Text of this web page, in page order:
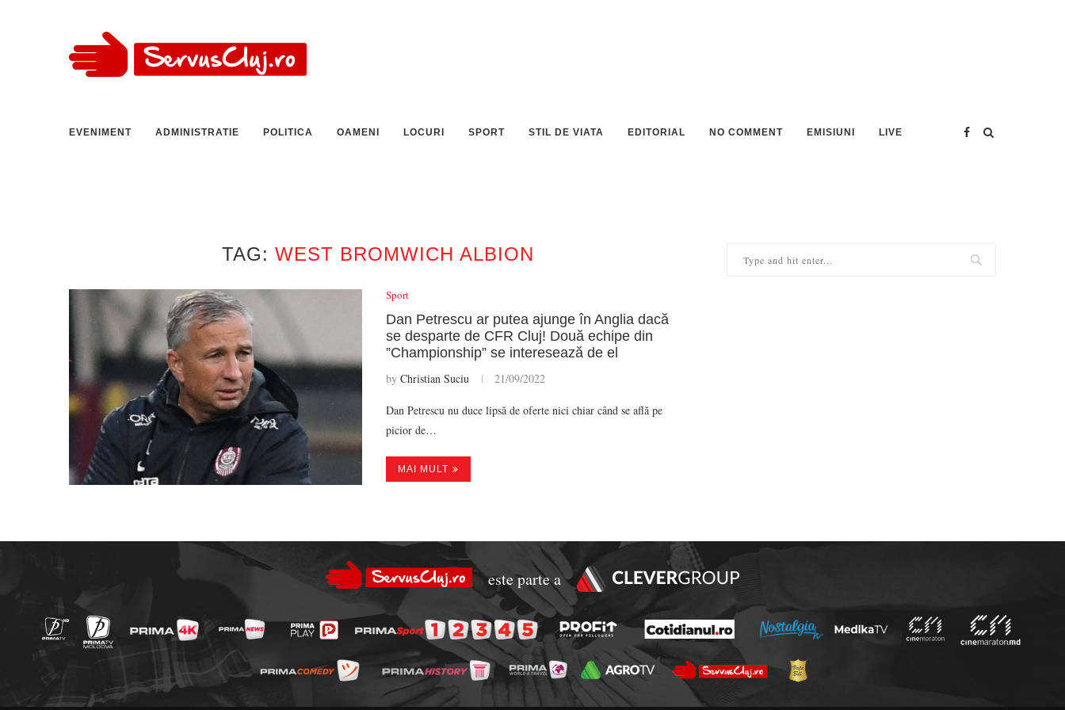
EVENIMENT ADMINISTRATIE POLITICA OAMENI LOCURI SPORT STIL DE VIATA EDITORIAL NO COMMENT EMISIUNI LIVE
TAG: WEST BROMWICH ALBION
Sport
Dan Petrescu ar putea ajunge în Anglia dacă
se desparte de CFR Cluj! Două echipe din
”Championship” se interesează de el
by Christian Suciu 21/09/2022
Dan Petrescu nu duce lipsă de oferte nici chiar când se află pe
picior de…
MAI MULT
este parte a